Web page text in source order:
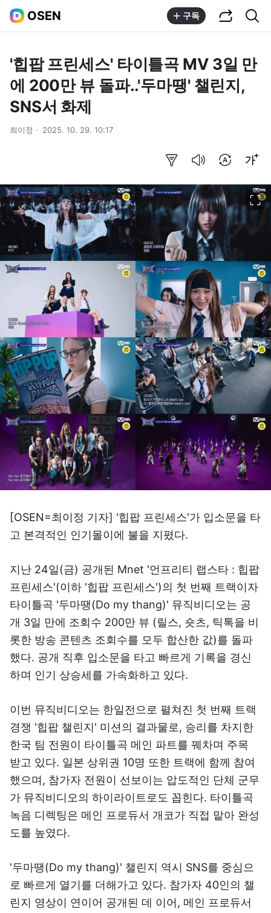
OSEN 구독
'힙팝 프린세스' 타이틀곡 MV 3일 만
에 200만 뷰 돌파..'두마땡' 챌린지,
SNS서 화제
최이정 2025. 10. 29. 10:17
[OSEN=최이정 기자] '힙팝 프린세스'가 입소문을 타
고 본격적인 인기몰이에 불을 지폈다.
지난 24일(금) 공개된 Mnet '언프리티 랩스타 : 힙팝
프린세스'(이하 '힙팝 프린세스')의 첫 번째 트랙이자
타이틀곡 '두마땡(Do my thang)' 뮤직비디오는 공
개 3일 만에 조회수 200만 뷰 (릴스, 숏츠, 틱톡을 비
롯한 방송 콘텐츠 조회수를 모두 합산한 값)를 돌파
했다. 공개 직후 입소문을 타고 빠르게 기록을 경신
하며 인기 상승세를 가속화하고 있다.
이번 뮤직비디오는 한일전으로 펼쳐진 첫 번째 트랙
경쟁 '힙팝 챌린지' 미션의 결과물로, 승리를 차지한
한국 팀 전원이 타이틀곡 메인 파트를 꿰차며 주목
받고 있다. 일본 상위권 10명 또한 트랙에 함께 참여
했으며, 참가자 전원이 선보이는 압도적인 단체 군무
가 뮤직비디오의 하이라이트로도 꼽힌다. 타이틀곡
녹음 디렉팅은 메인 프로듀서 개코가 직접 맡아 완성
도를 높였다.
'두마땡(Do my thang)' 챌린지 역시 SNS를 중심으
로 빠르게 열기를 더해가고 있다. 참가자 40인의 챌
린지 영상이 연이어 공개된 데 이어, 메인 프로듀서